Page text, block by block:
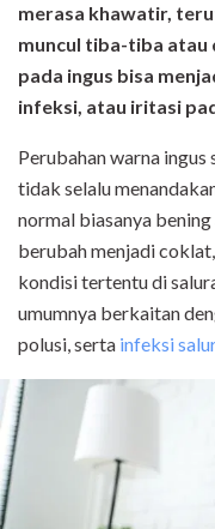
merasa khawatir,
muncul tiba-tiba atau
pada ingus bisa
infeksi, atau iritasi
Perubahan warna
tidak selalu
normal biasanya
berubah menjadi
kondisi tertentu di
umumnya berkaitan
polusi, serta infeksi